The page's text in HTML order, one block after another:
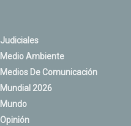
Judiciales
Medio Ambiente
Medios De Comunicación
Mundial 2026
Mundo
Opinión